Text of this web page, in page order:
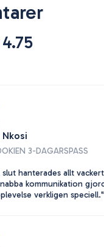
4.75
3-DAGARSPASS
hanterades allt
kommunikation
verkligen speciell."